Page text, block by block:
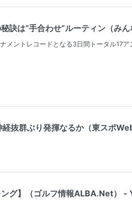
訣は“手合わせ”ルーティン（み
メントレコードとなる3日間トータル17
抜群ぶり発揮なるか（東スポ
グ】（ゴルフ情報ALBA.Net） -